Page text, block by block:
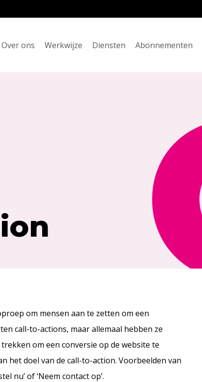
Over ons Werkwijze Diensten Abonnementen
om mensen aan te zetten om een
call-to-actions, maar allemaal hebben ze
om een conversie op de website te
het doel van de call-to-action. Voorbeelden van
nu’ of ‘Neem contact op’.